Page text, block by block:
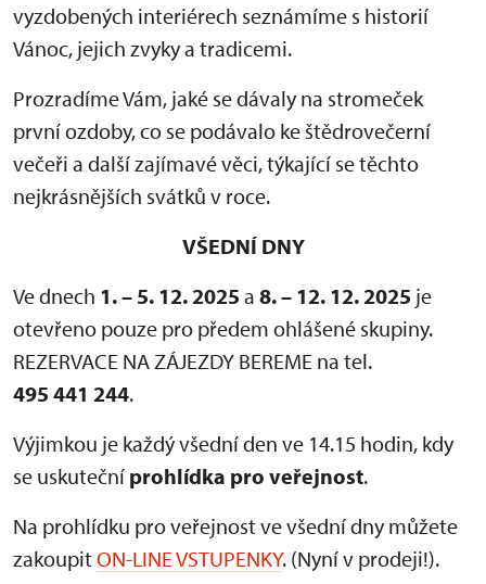
vyzdobených interiérech seznámíme s historií
Vánoc, jejich zvyky a tradicemi.
Prozradíme Vám, jaké se dávaly na stromeček
první ozdoby, co se podávalo ke štědrovečerní
večeři a další zajímavé věci, týkající se těchto
nejkrásnějších svátků v roce.
VŠEDNÍ DNY
Ve dnech 1. – 5. 12. 2025 a 8. – 12. 12. 2025 je
otevřeno pouze pro předem ohlášené skupiny.
REZERVACE NA ZÁJEZDY BEREME na tel.
495 441 244.
Výjimkou je každý všední den ve 14.15 hodin, kdy
se uskuteční prohlídka pro veřejnost.
Na prohlídku pro veřejnost ve všední dny můžete
zakoupit ON-LINE VSTUPENKY. (Nyní v prodeji!).